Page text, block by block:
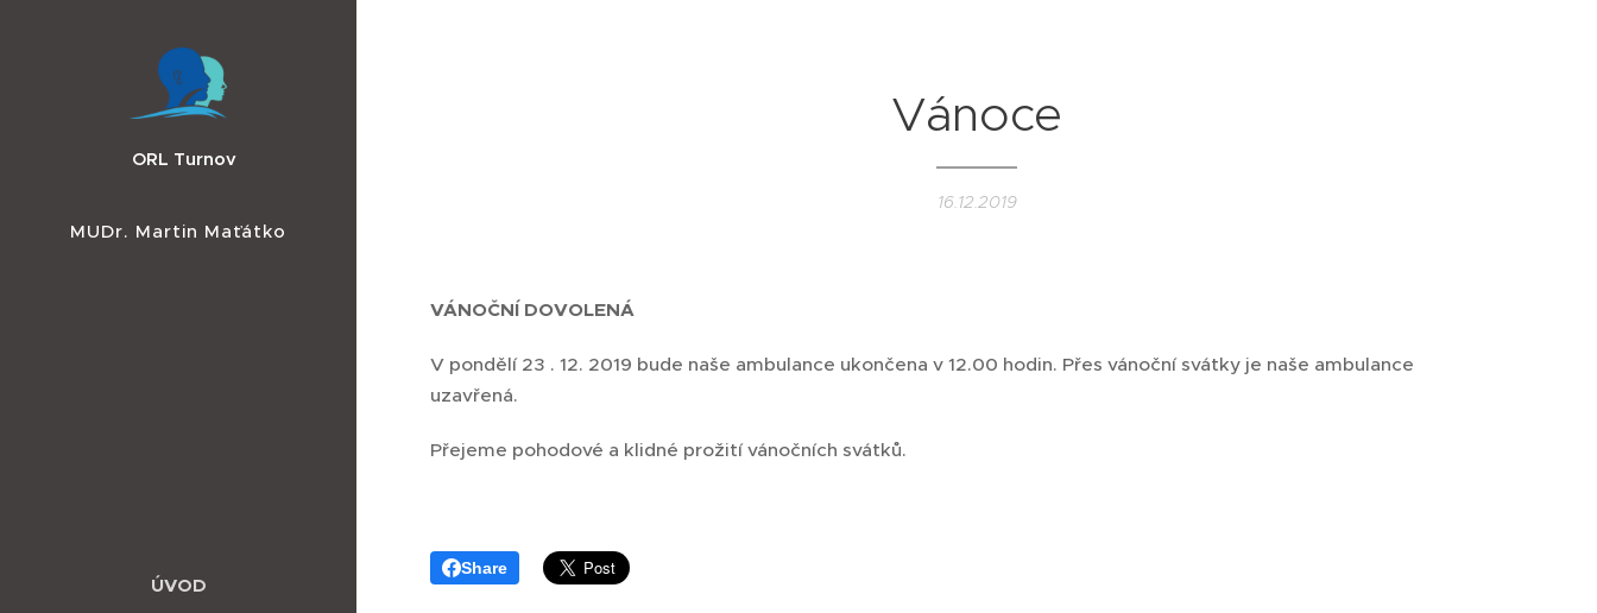
ORL Turnov
MUDr. Martin Maťátko
ÚVOD
Vánoce
16.12.2019
VÁNOČNÍ DOVOLENÁ
V pondělí 23 . 12. 2019 bude naše ambulance ukončena v 12.00 hodin. Přes vánoční svátky je naše ambulance
uzavřená.
Přejeme pohodové a klidné prožití vánočních svátků.
Share